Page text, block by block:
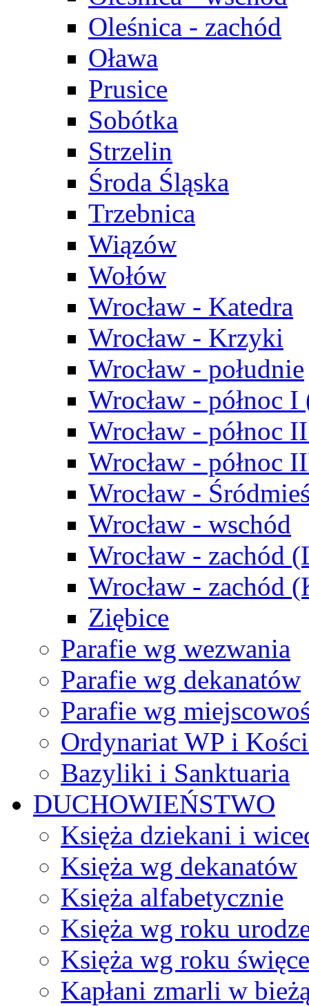
Oleśnica - zachód
Oława
Prusice
Sobótka
Strzelin
Środa Śląska
Trzebnica
Wiązów
Wołów
Wrocław - Katedra
Wrocław - Krzyki
Wrocław - południe
Wrocław - północ
Wrocław - północ
Wrocław - północ
Wrocław -
Wrocław - wschód
Wrocław - zachód
Wrocław - zachód
Ziębice
Parafie wg wezwania
Parafie wg dekanatów
Parafie wg
Ordynariat WP i
Bazyliki i Sanktuaria
DUCHOWIEŃSTWO
Księża dziekani i
Księża wg dekanatów
Księża alfabetycznie
Księża wg roku
Księża wg roku
Kapłani zmarli w